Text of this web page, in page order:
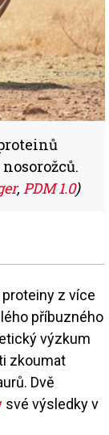
, PDM 1.0)
z více
příbuzného
výzkum
zkoumat
Dvě
své výsledky v